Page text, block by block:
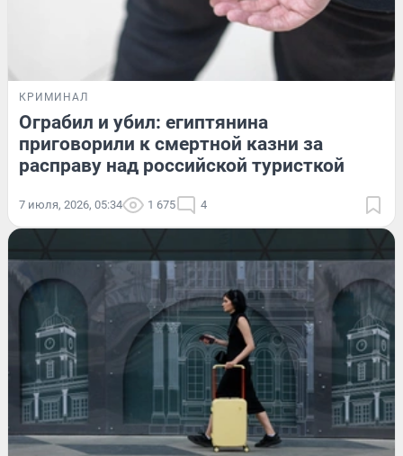
КРИМИНАЛ
Ограбил и убил: египтянина
приговорили к смертной казни за
расправу над российской туристкой
7 июля, 2026, 05:34 1 675 4